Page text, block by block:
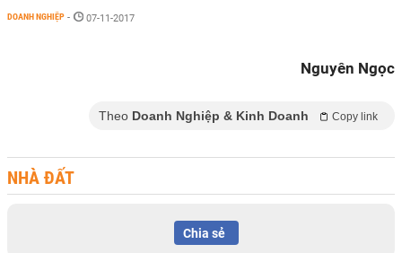
DOANH NGHIỆP - 07-11-2017
Nguyên Ngọc
Theo Doanh Nghiệp & Kinh Doanh Copy link
NHÀ ĐẤT
Chia sẻ